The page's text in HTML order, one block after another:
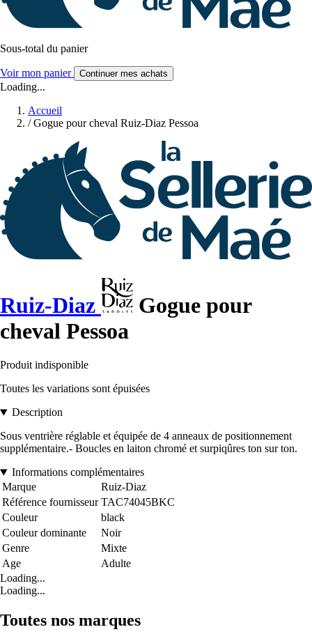
Sous-total du panier
Voir mon panier Continuer mes achats
Loading...
Accueil
/ Gogue pour cheval Ruiz-Diaz Pessoa
Ruiz-Diaz
Gogue pour
cheval Pessoa
Produit indisponible
Toutes les variations sont épuisées
Description
Sous ventrière réglable et équipée de 4 anneaux de positionnement
supplémentaire.- Boucles en laiton chromé et surpiqûres ton sur ton.
Informations complémentaires
Marque
Ruiz-Diaz
Référence fournisseur TAC74045BKC
Couleur
black
Couleur dominante
Noir
Genre
Mixte
Age
Adulte
Loading...
Loading...
Toutes nos marques